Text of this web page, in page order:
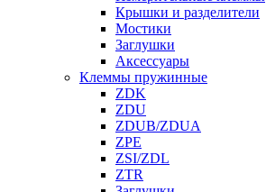
Крышки и разделители
Мостики
Заглушки
Аксессуары
Клеммы пружинные
ZDK
ZDU
ZDUB/ZDUA
ZPE
ZSI/ZDL
ZTR